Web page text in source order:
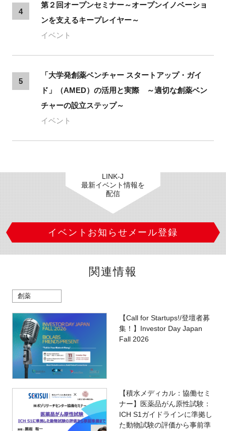
4
第２回オープンセミナー～オープンイノベーショ
ンを支えるキープレイヤー～
イベント
5
「大学発創薬ベンチャー スタートアップ・ガイ
ド」（AMED）の活用と実際 ～適切な創薬ベン
チャーの設立ステップ～
イベント
LINK-J
最新イベント情報を
配信
イベントお知らせメール登録
関連情報
創薬
【Call for Startups!/登壇者募
集！】Investor Day Japan
Fall 2026
【積水メディカル：協働セミ
ナー】医薬品がん原性試験：
ICH S1ガイドラインに準拠し
た動物試験の評価から事前準